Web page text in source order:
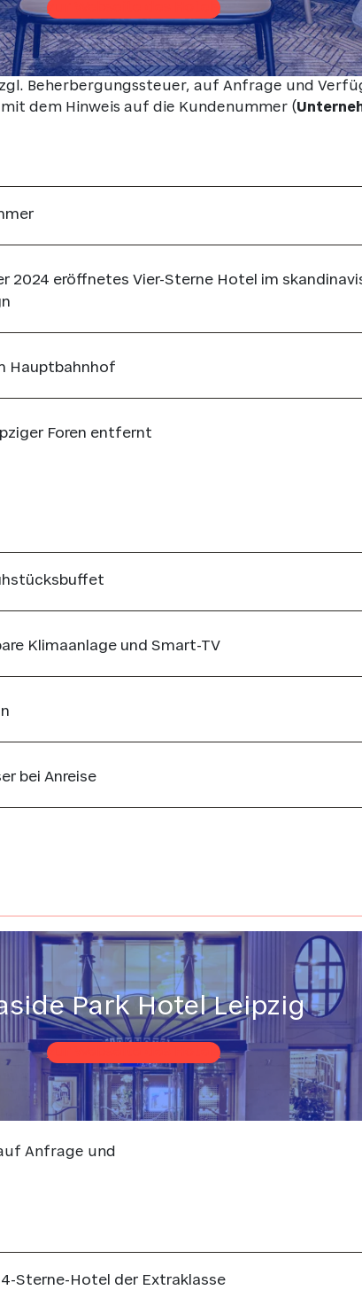
zur Webseite des Hotels
Beherbergungssteuer, auf Anfrage und
mit dem Hinweis auf die Kundenummer (
2024 eröffnetes Vier-Sterne Hotel im
Hauptbahnhof
Foren entfernt
Klimaanlage und Smart-TV
bei Anreise
Park Hotel Leipzig
zur Webseite des Hotels
Anfrage und
Sterne-Hotel der Extraklasse